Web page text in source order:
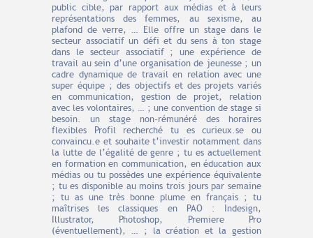
public cible, par rapport aux médias et à leurs
représentations des femmes, au sexisme, au
plafond de verre, … Elle offre un stage dans le
secteur associatif un défi et du sens à ton stage
dans le secteur associatif ; une expérience de
travail au sein d’une organisation de jeunesse ; un
cadre dynamique de travail en relation avec une
super équipe ; des objectifs et des projets variés
en communication, gestion de projet, relation
avec les volontaires, … ; une convention de stage si
besoin. un stage non-rémunéré des horaires
flexibles Profil recherché tu es curieux.se ou
convaincu.e et souhaite t’investir notamment dans
la lutte de l’égalité de genre ; tu es actuellement
en formation en communication, en éducation aux
médias ou tu possèdes une expérience équivalente
; tu es disponible au moins trois jours par semaine
; tu as une très bonne plume en français ; tu
maîtrises les classiques en PAO : Indesign,
Illustrator, Photoshop, Premiere Pro
(éventuellement), … ; la création et la gestion